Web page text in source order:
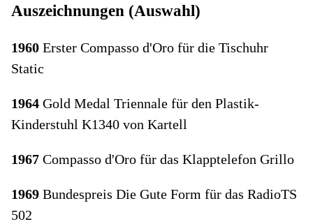
Auszeichnungen (Auswahl)
1960 Erster Compasso d'Oro für die Tischuhr
Static
1964 Gold Medal Triennale für den Plastik-
Kinderstuhl K1340 von Kartell
1967 Compasso d'Oro für das Klapptelefon Grillo
1969 Bundespreis Die Gute Form für das RadioTS
502